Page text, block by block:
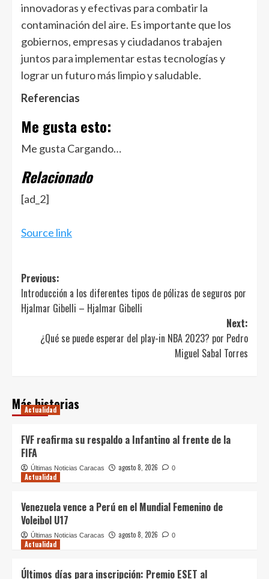
innovadoras y efectivas para combatir la
contaminación del aire. Es importante que los
gobiernos, empresas y ciudadanos trabajen
juntos para implementar estas tecnologías y
lograr un futuro más limpio y saludable.
Referencias
Me gusta esto:
Me gusta Cargando…
Relacionado
[ad_2]
Source link
Post
navigation
Previous:
Introducción a los diferentes tipos de pólizas de seguros por
Hjalmar Gibelli – Hjalmar Gibelli
Next:
¿Qué se puede esperar del play-in NBA 2023? por Pedro
Miguel Sabal Torres
Más historias
Actualidad
FVF reafirma su respaldo a Infantino al frente de la
FIFA
Últimas Noticias Caracas agosto 8, 2026 0
Actualidad
Venezuela vence a Perú en el Mundial Femenino de
Voleibol U17
Últimas Noticias Caracas agosto 8, 2026 0
Actualidad
Últimos días para inscripción: Premio ESET al